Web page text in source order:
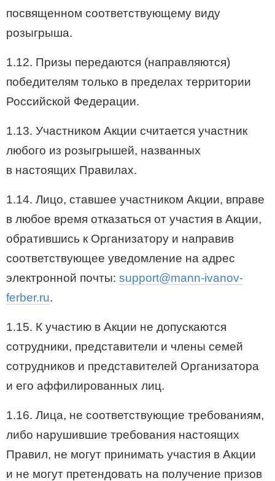
посвященном соответствующему виду
розыгрыша.
1.12. Призы передаются (направляются)
победителям только в пределах территории
Российской Федерации.
1.13. Участником Акции считается участник
любого из розыгрышей, названных
в настоящих Правилах.
1.14. Лицо, ставшее участником Акции, вправе
в любое время отказаться от участия в Акции,
обратившись к Организатору и направив
соответствующее уведомление на адрес
электронной почты: support@mann-ivanov-
ferber.ru.
1.15. К участию в Акции не допускаются
сотрудники, представители и члены семей
сотрудников и представителей Организатора
и его аффилированных лиц.
1.16. Лица, не соответствующие требованиям,
либо нарушившие требования настоящих
Правил, не могут принимать участия в Акции
и не могут претендовать на получение призов